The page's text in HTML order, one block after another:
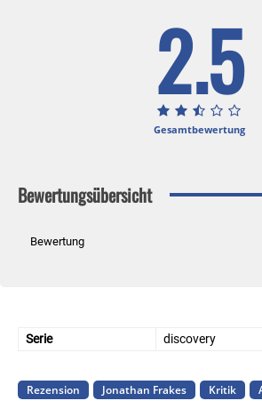
2.5
Gesamtbewertung
Bewertungsübersicht
Bewertung
Serie discovery
Rezension Jonathan Frakes Kritik